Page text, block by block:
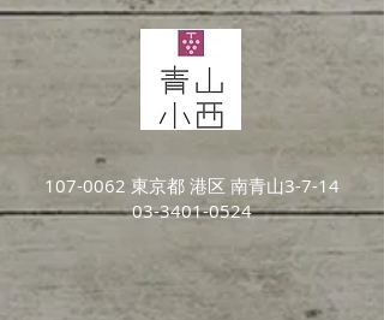
107-0062 東京都 港区 南青山3-7-14
03-3401-0524